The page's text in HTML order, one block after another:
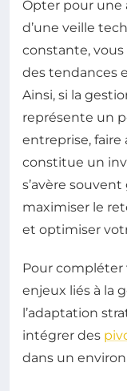
Opter pour une
d’une veille
constante, vous
des tendances
Ainsi, si la
représente un
entreprise, faire
constitue un
s’avère
maximiser le
et optimiser
Pour
enjeux liés à la
l’adaptation
intégrer des
dans un